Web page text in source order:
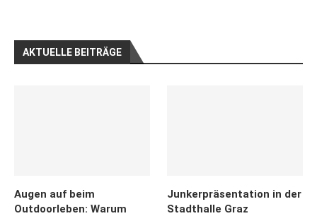
AKTUELLE BEITRÄGE
Augen auf beim
Outdoorleben: Warum
Junkerpräsentation in der
Stadthalle Graz